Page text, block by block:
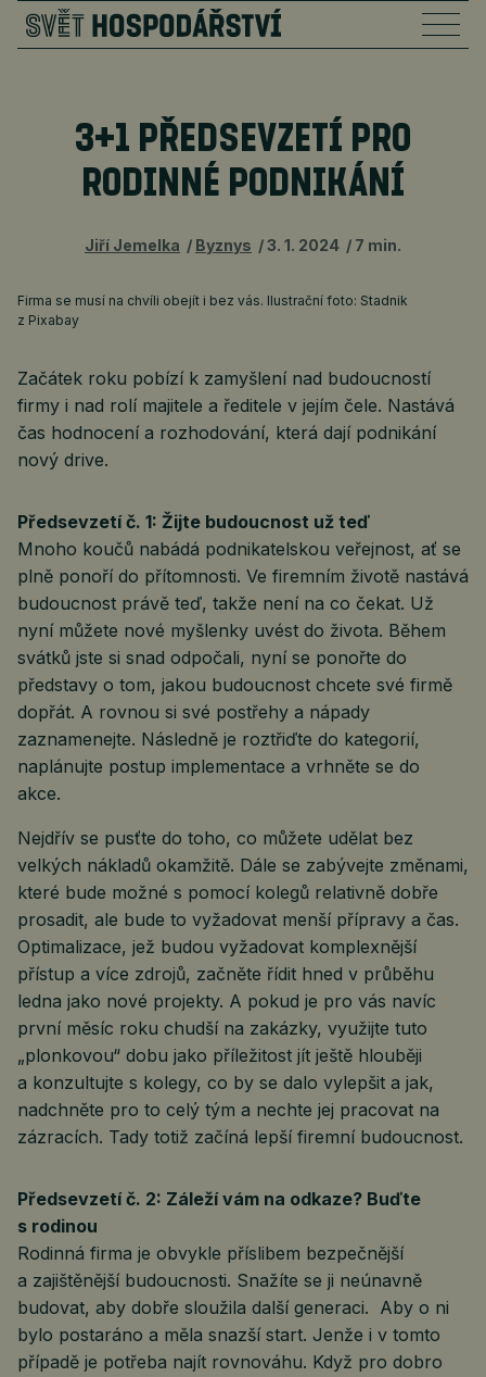
3+1 PŘEDSEVZETÍ PRO
RODINNÉ PODNIKÁNÍ
Jiří Jemelka Byznys 3. 1. 2024 7 min.
Firma se musí na chvíli obejít i bez vás. Ilustrační foto: Stadnik
z Pixabay
Začátek roku pobízí k zamyšlení nad budoucností
firmy i nad rolí majitele a ředitele v jejím čele. Nastává
čas hodnocení a rozhodování, která dají podnikání
nový drive.
Předsevzetí č. 1: Žijte budoucnost už teď
Mnoho koučů nabádá podnikatelskou veřejnost, ať se
plně ponoří do přítomnosti. Ve firemním životě nastává
budoucnost právě teď, takže není na co čekat. Už
nyní můžete nové myšlenky uvést do života. Během
svátků jste si snad odpočali, nyní se ponořte do
představy o tom, jakou budoucnost chcete své firmě
dopřát. A rovnou si své postřehy a nápady
zaznamenejte. Následně je roztřiďte do kategorií,
naplánujte postup implementace a vrhněte se do
akce.
Nejdřív se pusťte do toho, co můžete udělat bez
velkých nákladů okamžitě. Dále se zabývejte změnami,
které bude možné s pomocí kolegů relativně dobře
prosadit, ale bude to vyžadovat menší přípravy a čas.
Optimalizace, jež budou vyžadovat komplexnější
přístup a více zdrojů, začněte řídit hned v průběhu
ledna jako nové projekty. A pokud je pro vás navíc
první měsíc roku chudší na zakázky, využijte tuto
„plonkovou“ dobu jako příležitost jít ještě hlouběji
a konzultujte s kolegy, co by se dalo vylepšit a jak,
nadchněte pro to celý tým a nechte jej pracovat na
zázracích. Tady totiž začíná lepší firemní budoucnost.
Předsevzetí č. 2: Záleží vám na odkaze? Buďte
s rodinou
Rodinná firma je obvykle příslibem bezpečnější
a zajištěnější budoucnosti. Snažíte se ji neúnavně
budovat, aby dobře sloužila další generaci. Aby o ni
bylo postaráno a měla snazší start. Jenže i v tomto
případě je potřeba najít rovnováhu. Když pro dobro